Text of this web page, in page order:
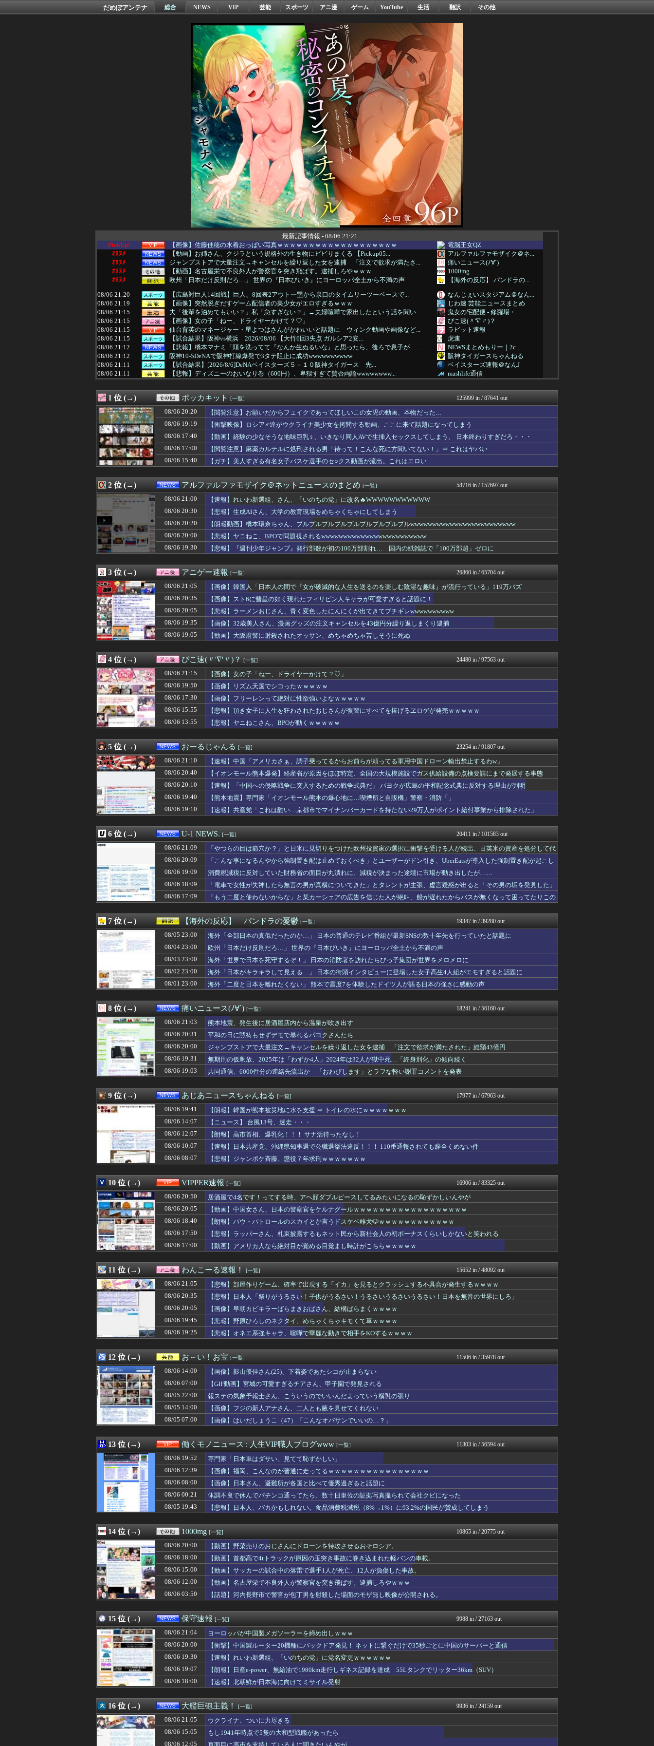
だめぽアンテナ 総合 NEWS VIP 芸能 スポーツ アニ漫 ゲーム YouTube 生活 翻訳 その他
最新記事情報 - 08/06 21:21
PickUp!
【画像】佐藤佳穂の水着おっぱい写真ｗｗｗｗｗｗｗｗｗｗｗｗｗｗｗｗｗｗｗ
電脳王女QZ
ｵﾇﾇﾒ
【動画】お姉さん、クジラという規格外の生き物にビビりまくる 【Pickup05...
アルファルファモザイク＠ネ...
ｵﾇﾇﾒ
ジャンプストアで大量注文→キャンセルを繰り返した女を逮捕 「注文で欲求が満たさ...
痛いニュース(ﾉ∀`)
ｵﾇﾇﾒ
【動画】名古屋栄で不良外人が警察官を突き飛ばす。逮捕しろやｗｗｗ
1000mg
ｵﾇﾇﾒ
欧州「日本だけ反則だろ…」 世界の『日本びいき』にヨーロッパ全土から不満の声
【海外の反応】 パンドラの...
08/06 21:20
【広島対巨人14回戦】巨人、8回表2アウト一塁から泉口のタイムリーツーベースで...
なんじぇいスタジアム＠なん...
08/06 21:19
【画像】突然脱ぎだすゲーム配信者の美少女がエロすぎるｗｗｗ
じわ速 芸能ニュースまとめ
08/06 21:15
夫「後輩を泊めてもいい？」私「急すぎない？」→夫婦喧嘩で家出したという話を聞い...
鬼女の宅配便 - 修羅場・...
08/06 21:15
【画像】女の子「ねー、ドライヤーかけて？♡」
ぴこ速(〃'∇'〃)？
08/06 21:15
仙台育英のマネージャー・星よつはさんがかわいいと話題に ウィンク動画や画像など...
ラビット速報
08/06 21:15
【試合結果】阪神vs横浜 2026/08/06 【大竹6回3失点 ガルシア2安...
虎速
08/06 21:12
【悲報】橋本マナミ「頭を洗ってて『なんか生ぬるいな』と思ったら、後ろで息子が…...
NEWSまとめもりー｜2c...
08/06 21:12
阪神10-5DeNAで阪神打線爆発で3タテ阻止に成功wwwwwwwwww
阪神タイガースちゃんねる
08/06 21:11
【試合結果】[2026/8/6]DeNAベイスターズ５－１０阪神タイガース 先...
ベイスターズ速報＠なんJ
08/06 21:11
【悲報】ディズニーのおいなり巻（600円）、卑猥すぎて賛否両論wwwwwwww...
mashlife通信
08/06 21:10
【画像】30代半ばの女の子の下着姿、ドスケベすぎるｗｗｗｗｗｗｗｗｗｗｗｗ❤
なんJミュージアム
08/06 21:10
【速報】中国「アメリカさぁ、調子乗ってるからお前らが頼ってる軍用中国ドローン輸...
おーるじゃんる
08/06 21:09
彼がオンラインゲームにハマってどんどん口が悪くなり気性も荒くなった
08/06 21:09
「やつらの目は節穴か？」と日米に見切りをつけた欧州投資家の選択に衝撃を受ける人...
U-1 NEWS.
08/06 21:09
【DeNA対阪神16回戦】阪神が連敗ストップで単独首位キープ １２年ぶりの初回...
なんじぇいスタジアム＠なん...
08/06 21:09
中日打線、金丸が降板した途端に打ち出すｗｗｗｗｗｗｗｗ
なんJ（まとめては）いかん...
08/06 21:09
【画像】令和最新版・宇垣美里さん(35)ｗｗｗｗｗｗ
不思議.net - 5ch...
08/06 21:07
ショートスリーパーの堀さん、4時間寝てた事がバレる
なんJ PRIDE
08/06 21:06
【8月LOH】逃げ育成にスピスティル使うというのもあるのだな
08/06 21:05
休んだ翌日、先輩パートに申し送りあるかと確認したらいきなりキレられた。このパー...
子育てちゃんねる
08/06 21:05
【悲報】部屋作りゲーム、確率で出現する「イカ」を見るとクラッシュする不具合が発...
わんこーる速報！
08/06 21:05
「かぐや姫」
08/06 21:05
ウクライナ、ついに力尽きる
大艦巨砲主義！
08/06 21:05
【画像】アイナジエンドさん、お尻が性的すぎた件ｗｗｗｗｗｗ
08/06 21:04
【中日対ヤクルト16回戦】中日、8回裏1アウト満塁から石川昂弥の2点タイムリー...
なんじぇいスタジアム＠なん...
08/06 21:04
ヨーロッパが中国製メガソーラーを締め出しｗｗｗ
保守速報
08/06 21:03
【悲報】聖隷クリストファーの150km左腕高部くん、10奪三振自責点0で負ける
日刊やきう速報
08/06 21:03
熊本地震、発生後に居酒屋店内から温泉が吹き出す
痛いニュース(ﾉ∀`)
08/06 21:02
【遊戯王OCG情報】UTILITY SELECTION収録『No.101 S・...
スターライト速報 -遊戯王...
08/06 21:01
【速報】不同意性交罪の影響で日本でのレイプ認知件数爆増
凹凸ちゃんねる 発達障害・...
08/06 21:01
【ウマ娘】昔からの既存キャラにもシナリオの顔アップ演出とか追加してください
うまぴょいチャンネル -ウ...
08/06 21:01
【ウマ娘】まるで私のトレーナーさんみたい♪ ←「これぞ恋愛強者スペ一族…」
ウマ娘まとめ速報うまろぐ
08/06 21:00
【画像】北海道、推定300kgのヒグマ登場ｗｗｗｗｗｗｗｗｗｗｗｗｗｗｗｗｗｗ...
08/06 21:00
一番面白いギャグ漫画ってなんなの？
ああ言えばForYou
08/06 21:00
【速報】れいわ新選組、さん、「いのちの党」に改名🔥WWWWWWWWWWW
アルファルファモザイク＠ネ...
08/06 21:00
【ラブライブ！】セクシーさとキュートな上原歩夢ちゃんのフィギュアが制作決定！【...
コンテンツ・声優 | ラブ...
08/06 21:00
【東方】獣人キャラの耳どうなってるの問題
08/06 21:00
【グラブル】毎週選別しないといけないアーティファクトの数がまた増えた…
ミニゴブ速報 ～グラブルま...
08/06 21:00
【悲報】Googleのエンジニア「AIで仕事がつまらなくなった」
投資ちゃんねる
08/06 21:00
普通二輪取ったやつが乗るべきバイクｗｗｗｗｗｗｗ
08/06 21:00
【シャニマス】海外の小糸の紹介文（日本語訳）
それからの出来事() アイ...
08/06 21:00
田中みな実、背中ぱっくりドレス横乳ノーブラおっぱい！スリット内腿
08/06 21:00
【艦これ】煙幕してんのに大暴れしすぎちゃうか？
08/06 21:00
【オリックス対楽天15回戦】楽天、岸孝之が通算１７３勝目 桑田真澄らに並ぶ勝利...
なんじぇいスタジアム＠なん...
08/06 21:00
【仮面ライダーマイス】「十二支同盟」とも戦うらしいけど
ヒーローNEWS
08/06 21:00
UFOキャッチャーでスヌーピーのでっかい人形を二人でなんとかとってやろうと悪戦...
08/06 21:00
些細なことでヘソを曲げ、3日間口もきかず家で食事もしない旦那。もうすぐ誕生日だ...
渡る世間はキチばかり - ...
08/06 21:00
泳げない子どもが増えているらしい･･･
明日は何を食べようか
08/06 21:00
２年付き合ってる彼女がいるんだが、妊娠したので生まれる前に籍を入れたいと言われ...
かぞくちゃんねる
08/06 21:00
【参政党】神谷代表、食料品の消費減税「天下の愚策だ」と批判
みそパンNEWS
【アメリカ-スウェーデン】美味しいミートボール【ポーランドボール】
ポーランドボール 翻訳
08/06 21:00
古いパチンコ屋にはゴリラがいた←これマジ！？
パチンコ・パチスロ.com
08/06 21:00
【胸糞】会話に話題と全く関係ないどうでもいいことで割り込んでくる職場の年配女性...
修羅場まとめ速報
08/06 21:00
「20分で終わる話だ、手伝え」偏頭痛の彼女を胸に眠らせたまま犬の散歩を断った1...
私が悪いの？【海外の反応】
08/06 21:00
韓国人「リュ・スンボム、会社車でバス専用車線を走行し罰金」→「たいしたことない...
韓国ニュース反応まとめ
08/06 21:00
大学生のキモオタはなぜエナジードリンク飲んでるアピールするんや
08/06 20:59
【SEED】フォビドゥンガンダム「ビーム弾きます、ビーム曲げられます、空飛びま...
ガンダムブログ（情報戦仕様...
08/06 20:59
【画像】女子アナ、生放送で高校時代の制服を着てしまうｗｗｗｗｗｗｗｗｗｗｗｗｗ...
まとめたニュース
P「春香がヤンデレになってしまった...... 」
あやめ速報-SSまとめ-
08/06 20:55
【広島対巨人14回戦】巨人が7回表に逆転！代打・ダルベックが逆転2点タイムリー...
なんじぇいスタジアム＠なん...
08/06 20:55
日本共産党の街宣車が電柱に衝突「居眠りをしてしまった」同乗していた県議を含め男...
国難にあってもの申す！！
08/06 20:53
オスナ、退場
なんJ PRIDE
08/06 20:51
外国人「2002年W杯は?」韓国サッカーに衝撃的不祥事！W杯予選でレフリーへの...
NO FOOTY NO L...
08/06 20:50
居酒屋で4名です！ってする時、アヘ顔ダブルピースしてるみたいになるの恥ずかしい...
VIPPER速報
08/06 20:48
【ソフトバンク対日本ハム17回戦】ソフトバンク オスナが危険球退場 痛恨の押し...
なんじぇいスタジアム＠なん...
08/06 20:47
【衝撃】SHIENで見つけた一定の人にバカ刺さりそうなオモチャがコチラｗｗｗｗ...
08/06 20:46
Amazonってそんな使う？
理想ちゃんねる
08/06 20:45
飲み会に来ない奴って大概仕事ができない人間だよな
育児板拾い読み
08/06 20:41
責任を取らないから成功者になれた…｢とんねるず｣｢おニャン子｣｢AKB｣とヒッ...
AKB48タイムズ（AKB...
【日向坂46】これ全公演違うのか... 三期生ライブ愛知公演、終演後の様子・レ...
日向坂46まとめもり～
08/06 20:40
【イオンモール熊本爆発】経産省が原因をほぼ特定、全国の大規模施設でガス供給設備...
おーるじゃんる
08/06 20:40
乃木坂グッズ公式InstagramとTikTokを開設！！！【乃木坂46】
坂道情報通～乃木坂46まと...
08/06 20:40
【画像】阿佐ヶ谷姉妹、パンチラしてしまうｗｗｗｗｗｗｗｗｗｗｗｗｗｗｗｗｗ
なんJミュージアム
08/06 20:40
【！】共産党が刑事告訴 「しんぶん赤旗」１７００件以上の虚偽購読申し込み 「厳...
もえるあじあ(･∀･)
08/06 20:38
トヨタ嫌いのアンチトヨタなんだけど
08/06 20:37
大谷翔平が25＆26号ホームラン、3安打の猛打賞もチームはまさかの6連敗、ドジ...
08/06 20:35
【悲報】鎌田大地に日本代表の後輩３人が高級ブランドプレゼントしてしまうｗｗｗｗ...
08/06 20:35
研究者「株式投資にハマる若者はギャンブルにハマる若者と同じ傾向がある」
スコールちゃんねる｜２ちゃ...
08/06 20:35
【画像】スト6に彗星の如く現れたフィリピン人キャラが可愛すぎると話題に！
アニゲー速報
08/06 20:35
【DeNA対阪神16回戦】DeNA・エンカーナシオン、第6号ソロホームラン！4...
なんじぇいスタジアム＠なん...
08/06 20:35
【悲報】日本人「祭りがうるさい！子供がうるさい！うるさいうるさいうるさい！日本...
わんこーる速報！
08/06 20:35
【衝撃】震災で母親に「置いていかないで」と言われて置いていった娘！⇒ (※画像...
不思議.net - 5ch...
08/06 20:33
セカンドサマーウイカ、AVになってしまう…「このAV最高やで！」
いたしん！
08/06 20:33
あたし将、同僚男に電マで毎日クリ○リスをいじられてイカされまくった結果ｗｗｗｗ...
えっ!?またここのサイト?
08/06 20:33
【遊戯王】「シャドール」の事故率高すぎて草
【悲報】Deフロントが優勝のために緊急補強した先発投手、デビュー戦1回7失点で...
ゲーフリ「Beast of Reincarnationは皆様からのご意見を真摯...
mutyunのゲーム+αブ...
08/06 20:31
平和の日に黙祷もせずデモで暴れるパヨクさんたち
08/06 20:31
ちいかわ、モモンガが死ぬとかいうアホな考察
カンダタ速報
08/06 20:30
【朗報】岸孝之(42)、7回1失点wwwwwwwwwww
なんじぇいスタジアム＠なん...
08/06 20:30
新人女性声優さん、最高すぎる水着姿を公開して話題にｗｗｗｗｗｗ
オレ的ゲーム速報＠刃
08/06 20:30
【速報】れいわ新選組が「いのちの党」に改名ｗｗｗｗｗｗｗｗｗｗｗ
ラビット速報
08/06 20:30
10数年前、結婚する直前に別れた元彼女と子供の保育園で再会した。このモヤモヤ感...
オーバージョイド！
08/06 20:30
【ヤニねこ】このアニメどう思う？【海外の反応】
フロムOverSS
08/06 20:30
【渡邊渚】PTSD発言で大炎上「当時は浸透してなかった」にネット総ツッコミ
モッコスヌ〜ン
08/06 20:29
ストリートファイター6の新キャラ、エロ可愛くてメロメロになるプレイヤーが続出
漫画まとめ速報
08/06 20:29
パヨク「アジア人民、中国人民と連帯して戦おー！悪政高市を打倒するぞー！」
日本第一！ニュース録
08/06 20:27
【悲報】ヒカキンさん「VIVANT（ヴィヴァント）」
ぶる速-VIP
08/06 20:25
海外「日本で初めて梅干しなるものを食べた」日本旅行で食べた変わった食べ物に対す...
すらるど - 海外の反応
08/06 20:25
【悲報】整体師「ブラジャーも取ってください」 女「え、でも見えちゃう…」www...
バズッター速報
08/06 20:25
海外「SHOWTIME!」大谷翔平が今永昇太から第25号弾丸先頭打者ホームラン...
わーすぽ 海外の反応
08/06 20:25
フロム以外の高難易度ゲーはやる気が出ない（皆がやってるゲームじゃないと達成感が...
ゲーム魔人
08/06 20:24
【櫻坂46】一部Buddiesに刺さる... わこち、この姿はまさか・・・
櫻坂46まとめもり～
08/06 20:24
警官が発砲→「適正だったか調査」するわけ…実は銃を構えただけで警察本部長まで報...
軍事・ミリタリー速報☆彡
08/06 20:23
【雑談】ホロライブ掲示板：ホロ速：PART2【配信実況可】
ホロ速
08/06 20:20
【悲報】ヤニねこ、BPOで問題視されるwwwwwwwwwww
【朗報動画】橋本環奈ちゃん、プルプルプルプルプルプルプルプルプルwwwwwww...
【悲報】ディズニーランドさん、●●●みたいな食べ物を販売してしまう
08/06 20:20
【閲覧注意】お願いだからフェイクであってほしいこの女児の動画、本物だった…
ポッカキット
08/06 20:18
【衝撃】ガンダムSEEDさん、絶対にあり得ないだろって設定がこちらｗｗｗ
アニはつ -アニメ発信場-
08/06 20:18
【衝撃】トランプ大統領、ブチギレ「イランはとんでもない二枚舌だ！！」←これｗｗ...
NEWSぽけまとめーる
08/06 20:16
集英社のオンラインショップで注文→キャンセルして逮捕された女性 無茶苦茶やって...
08/06 20:15
小学生まではワイも「天然」とか「おっちょこちょい」って言われてた
08/06 20:15
毎日暑いから雪に関連する映画でも観ようと「生きてこそ」を借りたのね
ねこのあまやどり
08/06 20:15
女子だけど、出来心で電マを完全挿入したら抜けなくなった助けてｗｗ
まとめCUP
08/06 20:13
台湾メディア「中国がレアアースを武器に貿易戦争した結果ｗｗｗｗｗｗｗｗ」
08/06 20:12
【速報】長瀬智也、ようやく気づくｗｗｗｗｗｗｗｗ
08/06 20:12
初カノの女とそのまま結婚。自分を愛した女が「他の男に抱かれてた」事実を知った俺...
浮気ちゃんねる
08/06 20:10
【画像】乃木坂・川﨑桜、細身なビキニ姿がHすぎる
まとめ芸能＠美女画像まとめ...
08/06 20:10
DeNA・エンカーナシオン、打球が飛ばずセンターフライ…ベンチに戻って腕立て5...
ベイスターズNEWS
08/06 20:10
若手主体のチェルシーに百戦錬磨のストライカー加入！ 35歳ウェルベック獲得を発...
08/06 20:10
【画像】令和JK「調子に乗ってスカート短くしすぎちゃったｗ」ﾊﾟｼｬｯ
08/06 20:10
「日本ではこういう箸のマナーを破らないように」海外の反応
海外の反応ジャーナル
08/06 20:10
【速報】「中国への侵略戦争に突入するための戦争式典だ」 パヨクが広島の平和記念...
おーるじゃんる
08/06 20:09
【豪速球】星街すいせいの始球式ｗ
トレンドの通り道
08/06 20:09
「こんな事になるんやから強制置き配は止めておくべき」とユーザーがドン引き、Ub...
U-1 NEWS.
08/06 20:09
「もう無理！男なんて可愛くない無理！」と言って子供を置いて出て行った息子嫁
おうち速報
08/06 20:09
【画像】昔の将棋界、思ったよりも陽キャの雰囲気が漂うwwwwwww
ぶる速-VIP
08/06 20:08
【悲報】へずまりゅう氏、熊本震災ボランティアで熱中症疑い「水風呂に入っても体内...
政経ワロスまとめニュース♪
08/06 20:08
牧原大成が3安打猛打賞！！またタイムリーで同点に追いつく
鷹速@ホークスまとめブログ
08/06 20:06
焼肉店でノンアルコールビールを飲んだら2杯目で急性アルコール中毒になった。それ...
08/06 20:06
【動画】韓国アイドルさん、ヱチヱチ限界点を超えてしまう
08/06 20:05
【悲報】ラーメンおじさん、青く変色したにんにくが出てきてブチギレwwwwwww...
アニゲー速報
08/06 20:05
【動画】中国女さん、日本の警察官をケルナグールｗｗｗｗｗｗｗｗｗｗｗｗｗｗｗｗ...
VIPPER速報
08/06 20:05
おっさん「昔のゲーム売ってくれええええええ(買わない)」
08/06 20:05
ビジュアル系四天王「SHAZNA、MALICE MIZER、La’...
08/06 20:05
【日向坂46】あのグッズ、完売してるぞ・・・
日向坂46まとめもり～
08/06 20:05
【画像】パン線透けまくってるOLさんの尻たまらんｗｗｗｗｗｗｗｗｗｗ 不思議.net - 5ch...
1 位 (→) ポッカキット [一覧] 125999 in / 87641 out
08/06 20:20
【閲覧注意】お願いだからフェイクであってほしいこの女児の動画、本物だった…
08/06 19:19
【衝撃映像】ロシア♂達がウクライナ美少女を拷問する動画、ここに来て話題になってしまう
08/06 17:40
【動画】経験の少なそうな地味巨乳♀、いきなり同人AVで生挿入セックスしてしまう。 日本終わりすぎだろ・・・
08/06 17:00
【閲覧注意】麻薬カルテルに処刑される男「待って！こんな死に方聞いてない！」⇒ これはヤバい
08/06 15:40
【ガチ】美人すぎる有名女子バスケ選手のセ○クス動画が流出。これはエロい…
2 位 (→) アルファルファモザイク＠ネットニュースのまとめ [一覧] 58716 in / 157697 out
08/06 21:00
【速報】れいわ新選組、さん、「いのちの党」に改名🔥WWWWWWWWWWW
08/06 20:30
【悲報】生成AIさん、大学の教育現場をめちゃくちゃにしてしまう
08/06 20:20
【朗報動画】橋本環奈ちゃん、プルプルプルプルプルプルプルプルプルwwwwwwwwwwwwwwwwwwwwwwww
【Pickup05164706】
08/06 20:00
【悲報】ヤニねこ、BPOで問題視されるwwwwwwwwwwwwwwwwwwwwwwww
08/06 19:30
【悲報】『週刊少年ジャンプ』発行部数が初の100万部割れ… 国内の紙雑誌で「100万部超」ゼロに
3 位 (→) アニゲー速報 [一覧] 26860 in / 65704 out
08/06 21:05
【画像】韓国人「日本人の間で『女が破滅的な人生を送るのを楽しむ陰湿な趣味』が流行っている」119万バズ
08/06 20:35
【画像】スト6に彗星の如く現れたフィリピン人キャラが可愛すぎると話題に！
08/06 20:05
【悲報】ラーメンおじさん、青く変色したにんにくが出てきてブチギレwwwwwwwwww
08/06 19:35
【画像】32歳美人さん、漫画グッズの注文キャンセルを43億円分繰り返しまくり逮捕
08/06 19:05
【動画】大阪府警に射殺されたオッサン、めちゃめちゃ苦しそうに死ぬ
4 位 (→) ぴこ速(〃'∇'〃)？ [一覧] 24480 in / 97563 out
08/06 21:15
【画像】女の子「ねー、ドライヤーかけて？♡」
08/06 19:50
【画像】リズム天国でシコったｗｗｗｗｗ
08/06 17:30
【画像】フリーレンって絶対に性欲強いよなｗｗｗｗｗ
08/06 15:55
【悲報】頂き女子に人生を狂わされたおじさんが復讐にすべてを捧げるヱロゲが発売ｗｗｗｗｗ
08/06 13:55
【悲報】ヤニねこさん、BPOが動くｗｗｗｗｗ
5 位 (→) おーるじゃんる [一覧] 23254 in / 91807 out
08/06 21:10
【速報】中国「アメリカさぁ、調子乗ってるからお前らが頼ってる軍用中国ドローン輸出禁止するわw」
08/06 20:40
【イオンモール熊本爆発】経産省が原因をほぼ特定、全国の大規模施設でガス供給設備の点検要請にまで発展する事態
に・・・【PICKUP】
08/06 20:10
【速報】「中国への侵略戦争に突入するための戦争式典だ」 パヨクが広島の平和記念式典に反対する理由が判明
08/06 19:40
【熊本地震】専門家「イオンモール熊本の爆心地に…喫煙所と自販機」警察・消防「」
08/06 19:10
【速報】共産党「これは酷い…京都市でマイナンバーカードを持たない29万人がポイント給付事業から排除された」
6 位 (→) U-1 NEWS. [一覧] 20411 in / 101583 out
08/06 21:09
「やつらの目は節穴か？」と日米に見切りをつけた欧州投資家の選択に衝撃を受ける人が続出、日英米の資産を処分して代
わりに選んだのは……
08/06 20:09
「こんな事になるんやから強制置き配は止めておくべき」とユーザーがドン引き、UberEatsが導入した強制置き配が起こし
たのは……
08/06 19:09
消費税減税に反対していた財務省の面目が丸潰れに、減税が決まった途端に市場が動き出したが……
08/06 18:09
「電車で女性が失神したら無言の男が真横についてきた」とタレントが主張、虚言疑惑が出ると「その男の垢を発見した」
と追加主張するも……
08/06 17:09
「もう二度と使わないからな」と某カーシェアの広告を信じた人が絶叫、船が遅れたからバスが無くなって困ってたりこの
7 位 (→) 【海外の反応】 パンドラの憂鬱 [一覧] 19347 in / 39280 out
08/05 23:00
海外「全部日本の真似だったのか…」 日本の普通のテレビ番組が最新SNSの数十年先を行っていたと話題に
08/04 23:00
欧州「日本だけ反則だろ…」 世界の『日本びいき』にヨーロッパ全土から不満の声
08/03 23:00
海外「世界で日本を死守するぞ！」 日本の消防署を訪れたちびっ子集団が世界をメロメロに
08/02 23:00
海外「日本がキラキラして見える…」 日本の街頭インタビューに登場した女子高生4人組がエモすぎると話題に
08/01 23:00
海外「二度と日本を離れたくない」 熊本で震度7を体験したドイツ人が語る日本の強さに感動の声
8 位 (→) 痛いニュース(ﾉ∀`) [一覧] 18241 in / 56160 out
08/06 21:03
熊本地震、発生後に居酒屋店内から温泉が吹き出す
08/06 20:31
平和の日に黙祷もせずデモで暴れるパヨクさんたち
08/06 20:00
ジャンプストアで大量注文→キャンセルを繰り返した女を逮捕 「注文で欲求が満たされた」総額43億円
08/06 19:31
無期刑の仮釈放、2025年は「わずか4人」2024年は32人が獄中死…「終身刑化」の傾向続く
08/06 19:03
共同通信、6000件分の連絡先流出か 「おわびします」とラフな軽い謝罪コメントを発表
9 位 (→) あじあニュースちゃんねる [一覧] 17977 in / 67963 out
08/06 19:41
【朗報】韓国が熊本被災地に水を支援 ⇒ トイレの水にｗｗｗｗｗｗｗ
08/06 14:07
【ニュース】 台風13号、迷走・・・
08/06 12:07
【朗報】高市首相、爆乳化！！！ サナ活待ったなし！
08/06 10:07
【速報】日本共産党、沖縄県知事選で公職選挙法違反！！！ 110番通報されても辞全くめない件
08/06 08:07
【悲報】ジャンポケ斉藤、懲役７年求刑ｗｗｗｗｗｗｗ
10 位 (→) VIPPER速報 [一覧] 16906 in / 83325 out
08/06 20:50
居酒屋で4名です！ってする時、アヘ顔ダブルピースしてるみたいになるの恥ずかしいんやが
08/06 20:05
【動画】中国女さん、日本の警察官をケルナグールｗｗｗｗｗｗｗｗｗｗｗｗｗｗｗｗｗｗ
08/06 18:40
【朗報】パウ・パトロールのスカイとか言うドスケベ雌犬🐶ｗｗｗｗｗｗｗｗｗｗｗｗ
08/06 17:50
【悲報】ラッパーさん、札束披露するもネット民から新社会人の初ボーナスくらいしかないと笑われる
08/06 17:00
【動画】アメリカ人なら絶対目が覚める目覚まし時計がこちらｗｗｗｗｗ
11 位 (→) わんこーる速報！ [一覧] 15652 in / 48092 out
08/06 21:05
【悲報】部屋作りゲーム、確率で出現する「イカ」を見るとクラッシュする不具合が発生するｗｗｗｗ
08/06 20:35
【悲報】日本人「祭りがうるさい！子供がうるさい！うるさいうるさいうるさい！日本を無音の世界にしろ」
08/06 20:05
【画像】早朝カビキラーばらまきおばさん、結構ばらまくｗｗｗｗ
08/06 19:45
【悲報】野原ひろしのネクタイ、めちゃくちゃキモくて草ｗｗｗｗ
08/06 19:25
【悲報】オネエ系強キャラ、喧嘩で華麗な動きで相手をKOするｗｗｗｗ
12 位 (→) お～い！お宝 [一覧] 11506 in / 35978 out
08/06 14:00
【画像】影山優佳さん(25)、下着姿であたシコが止まらない
08/06 07:00
【GIF動画】宮城の可愛すぎるチアさん、甲子園で発見される
08/05 22:00
報ステの気象予報士さん、こういうのでいいんだよっていう横乳の張り
08/05 14:00
【画像】フジの新人アナさん、二人とも腋を見せてくれない
08/05 07:00
【画像】はいだしょうこ（47）「こんなオバサンでいいの…？」
13 位 (→) 働くモノニュース : 人生VIP職人ブログwww [一覧] 11303 in / 56594 out
08/06 19:52
専門家「日本車はダサい、見てて恥ずかしい」
08/06 12:39
【画像】福岡、こんなのが普通に走ってるｗｗｗｗｗｗｗｗｗｗｗｗｗｗｗｗ
08/06 08:00
【画像】日本さん、避難所が各国と比べて優秀過ぎると話題に
08/06 00:21
体調不良で休んでパチンコ通ってたら、数十日単位の証拠写真撮られて会社クビになった
08/05 19:43
【悲報】日本人、バカかもしれない。食品消費税減税（8%→1%）に93.2%の国民が賛成してしまう
14 位 (→) 1000mg [一覧] 10865 in / 20775 out
08/06 20:00
【動画】野菜売りのおじさんにドローンを特攻させるおそロシア。
08/06 18:00
【動画】首都高で4tトラックが原因の玉突き事故に巻き込まれた軽バンの車載。
08/06 15:00
【動画】サッカーの試合中の落雷で選手1人が死亡、12人が負傷した事故。
08/06 12:00
【動画】名古屋栄で不良外人が警察官を突き飛ばす。逮捕しろやｗｗｗ
08/06 03:50
【話題】河内長野市で警官が包丁男を射殺した場面のモザ無し映像が公開される。
15 位 (→) 保守速報 [一覧] 9988 in / 27163 out
08/06 21:04
ヨーロッパが中国製メガソーラーを締め出しｗｗｗ
08/06 20:00
【衝撃】中国製ルーター20機種にバックドア発見！ ネットに繋ぐだけで35秒ごとに中国のサーバーと通信
08/06 19:30
【速報】れいわ新選組、「いのちの党」に党名変更ｗｗｗｗｗｗ
08/06 19:07
【朗報】日産e-power、無給油で1980km走行しギネス記録を達成 55Lタンクでリッター36km（SUV）
08/06 18:00
【速報】北朝鮮が日本海に向けてミサイル発射
16 位 (→) 大艦巨砲主義！ [一覧] 9936 in / 24159 out
08/06 21:05
ウクライナ、ついに力尽きる
08/06 15:05
もし1941年時点で5隻の大和型戦艦があったら
08/06 12:05